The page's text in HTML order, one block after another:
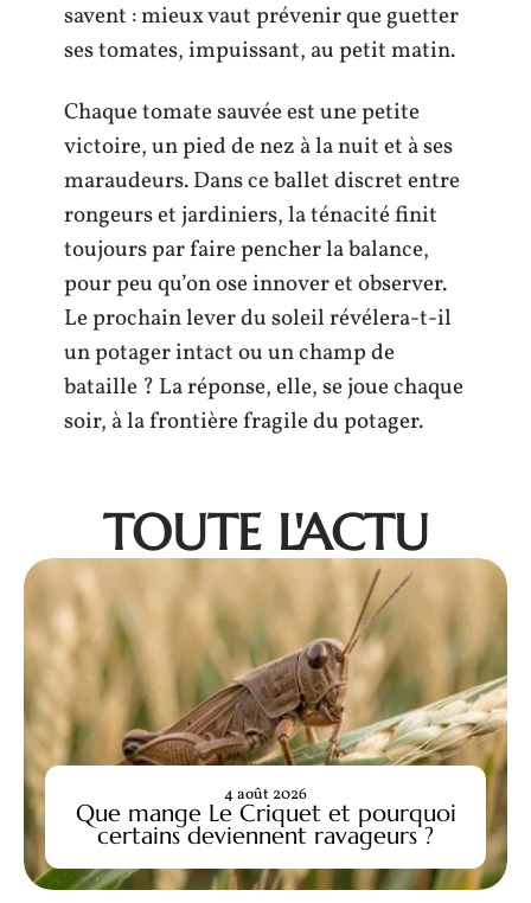
savent : mieux vaut prévenir que guetter
ses tomates, impuissant, au petit matin.
Chaque tomate sauvée est une petite
victoire, un pied de nez à la nuit et à ses
maraudeurs. Dans ce ballet discret entre
rongeurs et jardiniers, la ténacité finit
toujours par faire pencher la balance,
pour peu qu’on ose innover et observer.
Le prochain lever du soleil révélera-t-il
un potager intact ou un champ de
bataille ? La réponse, elle, se joue chaque
soir, à la frontière fragile du potager.
TOUTE L'ACTU
Que mange Le Criquet et pourquoi
certains deviennent ravageurs ?
4 août 2026